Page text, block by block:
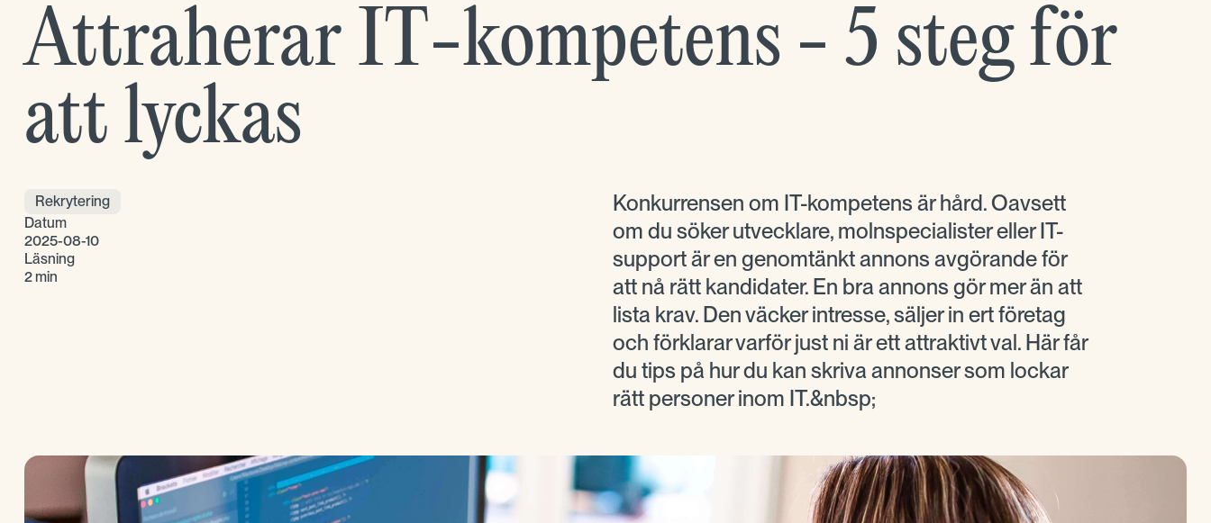
Attraherar IT-kompetens - 5 steg för
att lyckas
Rekrytering
Datum
2025-08-10
Läsning
2 min
Konkurrensen om IT-kompetens är hård. Oavsett
om du söker utvecklare, molnspecialister eller IT-
support är en genomtänkt annons avgörande för
att nå rätt kandidater. En bra annons gör mer än att
lista krav. Den väcker intresse, säljer in ert företag
och förklarar varför just ni är ett attraktivt val. Här får
du tips på hur du kan skriva annonser som lockar
rätt personer inom IT.&nbsp;